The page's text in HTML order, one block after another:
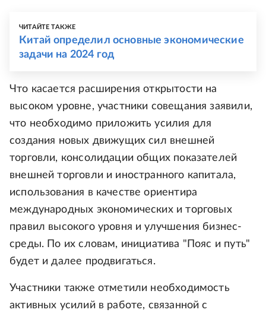
ЧИТАЙТЕ ТАКЖЕ
Китай определил основные экономические
задачи на 2024 год
Что касается расширения открытости на
высоком уровне, участники совещания заявили,
что необходимо приложить усилия для
создания новых движущих сил внешней
торговли, консолидации общих показателей
внешней торговли и иностранного капитала,
использования в качестве ориентира
международных экономических и торговых
правил высокого уровня и улучшения бизнес-
среды. По их словам, инициатива "Пояс и путь"
будет и далее продвигаться.
Участники также отметили необходимость
активных усилий в работе, связанной с